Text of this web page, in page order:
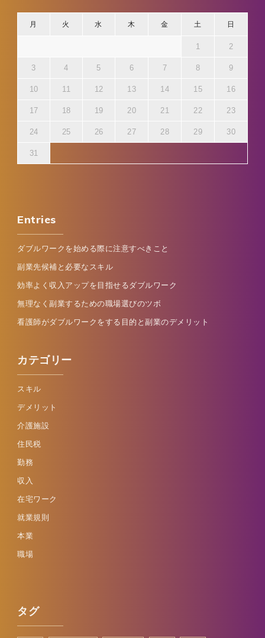
月 火 水 木 金 土 日
1 2
3 4 5 6 7 8 9
10 11 12 13 14 15 16
17 18 19 20 21 22 23
24 25 26 27 28 29 30
31
Entries
ダブルワークを始める際に注意すべきこと
副業先候補と必要なスキル
効率よく収入アップを目指せるダブルワーク
無理なく副業するための職場選びのツボ
看護師がダブルワークをする目的と副業のデメリット
カテゴリー
スキル
デメリット
介護施設
住民税
勤務
収入
在宅ワーク
就業規則
本業
職場
タグ